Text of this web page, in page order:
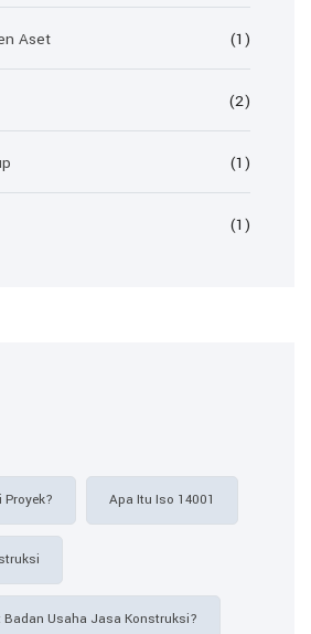
Aset (1)
(2)
(1)
(1)
Apa Itu Iso 14001
Usaha Jasa Konstruksi?